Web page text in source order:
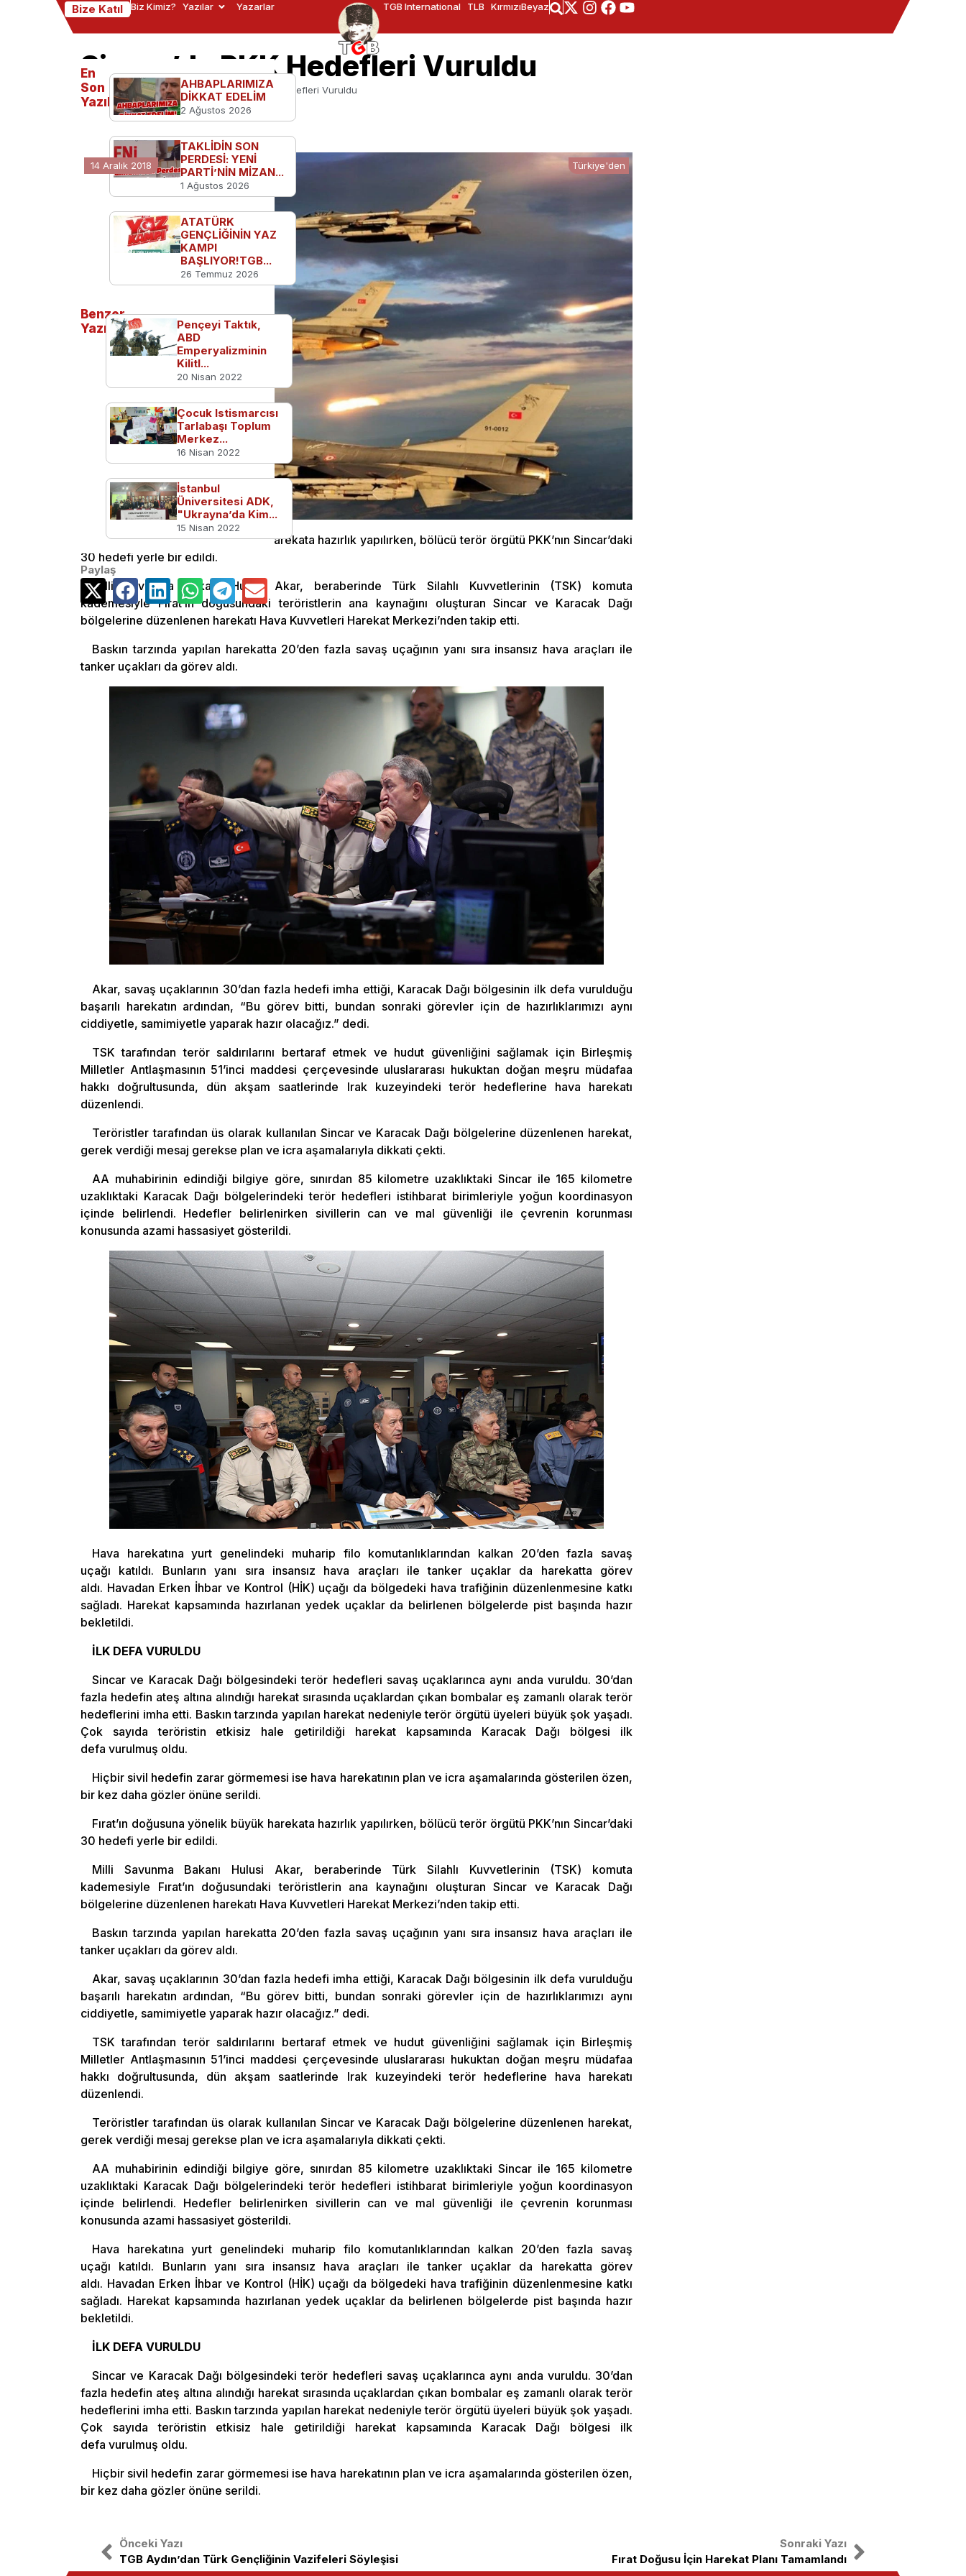
Bize Katıl Biz Kimiz? Yazılar Yazarlar TGB International TLB KırmızıBeyaz
Sincar’da PKK Hedefleri Vuruldu
Ana Sayfa Türkiye'den Sincar’da PKK Hedefleri Vuruldu
14 Aralık 2018 Türkiye'den
Fırat’ın doğusuna yönelik büyük harekata hazırlık yapılırken, bölücü terör örgütü PKK’nın Sincar’daki
30 hedefi yerle bir edildi.
Milli Savunma Bakanı Hulusi Akar, beraberinde Türk Silahlı Kuvvetlerinin (TSK) komuta
kademesiyle Fırat’ın doğusundaki teröristlerin ana kaynağını oluşturan Sincar ve Karacak Dağı
bölgelerine düzenlenen harekatı Hava Kuvvetleri Harekat Merkezi’nden takip etti.
Baskın tarzında yapılan harekatta 20’den fazla savaş uçağının yanı sıra insansız hava araçları ile
tanker uçakları da görev aldı.
Akar, savaş uçaklarının 30’dan fazla hedefi imha ettiği, Karacak Dağı bölgesinin ilk defa vurulduğu
başarılı harekatın ardından, “Bu görev bitti, bundan sonraki görevler için de hazırlıklarımızı aynı
ciddiyetle, samimiyetle yaparak hazır olacağız.” dedi.
TSK tarafından terör saldırılarını bertaraf etmek ve hudut güvenliğini sağlamak için Birleşmiş
Milletler Antlaşmasının 51’inci maddesi çerçevesinde uluslararası hukuktan doğan meşru müdafaa
hakkı doğrultusunda, dün akşam saatlerinde Irak kuzeyindeki terör hedeflerine hava harekatı
düzenlendi.
Teröristler tarafından üs olarak kullanılan Sincar ve Karacak Dağı bölgelerine düzenlenen harekat,
gerek verdiği mesaj gerekse plan ve icra aşamalarıyla dikkati çekti.
AA muhabirinin edindiği bilgiye göre, sınırdan 85 kilometre uzaklıktaki Sincar ile 165 kilometre
uzaklıktaki Karacak Dağı bölgelerindeki terör hedefleri istihbarat birimleriyle yoğun koordinasyon
içinde belirlendi. Hedefler belirlenirken sivillerin can ve mal güvenliği ile çevrenin korunması
konusunda azami hassasiyet gösterildi.
Hava harekatına yurt genelindeki muharip filo komutanlıklarından kalkan 20’den fazla savaş
uçağı katıldı. Bunların yanı sıra insansız hava araçları ile tanker uçaklar da harekatta görev
aldı. Havadan Erken İhbar ve Kontrol (HİK) uçağı da bölgedeki hava trafiğinin düzenlenmesine katkı
sağladı. Harekat kapsamında hazırlanan yedek uçaklar da belirlenen bölgelerde pist başında hazır
bekletildi.
İLK DEFA VURULDU
Sincar ve Karacak Dağı bölgesindeki terör hedefleri savaş uçaklarınca aynı anda vuruldu. 30’dan
fazla hedefin ateş altına alındığı harekat sırasında uçaklardan çıkan bombalar eş zamanlı olarak terör
hedeflerini imha etti. Baskın tarzında yapılan harekat nedeniyle terör örgütü üyeleri büyük şok yaşadı.
Çok sayıda teröristin etkisiz hale getirildiği harekat kapsamında Karacak Dağı bölgesi ilk
defa vurulmuş oldu.
Hiçbir sivil hedefin zarar görmemesi ise hava harekatının plan ve icra aşamalarında gösterilen özen,
bir kez daha gözler önüne serildi.
Fırat’ın doğusuna yönelik büyük harekata hazırlık yapılırken, bölücü terör örgütü PKK’nın Sincar’daki
30 hedefi yerle bir edildi.
Milli Savunma Bakanı Hulusi Akar, beraberinde Türk Silahlı Kuvvetlerinin (TSK) komuta
kademesiyle Fırat’ın doğusundaki teröristlerin ana kaynağını oluşturan Sincar ve Karacak Dağı
bölgelerine düzenlenen harekatı Hava Kuvvetleri Harekat Merkezi’nden takip etti.
Baskın tarzında yapılan harekatta 20’den fazla savaş uçağının yanı sıra insansız hava araçları ile
tanker uçakları da görev aldı.
Akar, savaş uçaklarının 30’dan fazla hedefi imha ettiği, Karacak Dağı bölgesinin ilk defa vurulduğu
başarılı harekatın ardından, “Bu görev bitti, bundan sonraki görevler için de hazırlıklarımızı aynı
ciddiyetle, samimiyetle yaparak hazır olacağız.” dedi.
TSK tarafından terör saldırılarını bertaraf etmek ve hudut güvenliğini sağlamak için Birleşmiş
Milletler Antlaşmasının 51’inci maddesi çerçevesinde uluslararası hukuktan doğan meşru müdafaa
hakkı doğrultusunda, dün akşam saatlerinde Irak kuzeyindeki terör hedeflerine hava harekatı
düzenlendi.
Teröristler tarafından üs olarak kullanılan Sincar ve Karacak Dağı bölgelerine düzenlenen harekat,
gerek verdiği mesaj gerekse plan ve icra aşamalarıyla dikkati çekti.
AA muhabirinin edindiği bilgiye göre, sınırdan 85 kilometre uzaklıktaki Sincar ile 165 kilometre
uzaklıktaki Karacak Dağı bölgelerindeki terör hedefleri istihbarat birimleriyle yoğun koordinasyon
içinde belirlendi. Hedefler belirlenirken sivillerin can ve mal güvenliği ile çevrenin korunması
konusunda azami hassasiyet gösterildi.
Hava harekatına yurt genelindeki muharip filo komutanlıklarından kalkan 20’den fazla savaş
uçağı katıldı. Bunların yanı sıra insansız hava araçları ile tanker uçaklar da harekatta görev
aldı. Havadan Erken İhbar ve Kontrol (HİK) uçağı da bölgedeki hava trafiğinin düzenlenmesine katkı
sağladı. Harekat kapsamında hazırlanan yedek uçaklar da belirlenen bölgelerde pist başında hazır
bekletildi.
İLK DEFA VURULDU
Sincar ve Karacak Dağı bölgesindeki terör hedefleri savaş uçaklarınca aynı anda vuruldu. 30’dan
fazla hedefin ateş altına alındığı harekat sırasında uçaklardan çıkan bombalar eş zamanlı olarak terör
hedeflerini imha etti. Baskın tarzında yapılan harekat nedeniyle terör örgütü üyeleri büyük şok yaşadı.
Çok sayıda teröristin etkisiz hale getirildiği harekat kapsamında Karacak Dağı bölgesi ilk
defa vurulmuş oldu.
Hiçbir sivil hedefin zarar görmemesi ise hava harekatının plan ve icra aşamalarında gösterilen özen,
bir kez daha gözler önüne serildi.
En
Son
Yazılanlar
AHBAPLARIMIZA
DİKKAT EDELİM
2 Ağustos 2026
TAKLİDİN SON
PERDESİ: YENİ
PARTİ’NİN MİZAN...
1 Ağustos 2026
ATATÜRK
GENÇLİĞİNİN YAZ
KAMPI
BAŞLIYOR!TGB...
26 Temmuz 2026
Benzer
Yazılar
Pençeyi Taktık,
ABD
Emperyalizminin
Kilitl...
20 Nisan 2022
Çocuk Istismarcısı
Tarlabaşı Toplum
Merkez...
16 Nisan 2022
İstanbul
Üniversitesi ADK,
"Ukrayna’da Kim...
15 Nisan 2022
Paylaş
Önceki Yazı
TGB Aydın’dan Türk Gençliğinin Vazifeleri Söyleşisi
Sonraki Yazı
Fırat Doğusu İçin Harekat Planı Tamamlandı